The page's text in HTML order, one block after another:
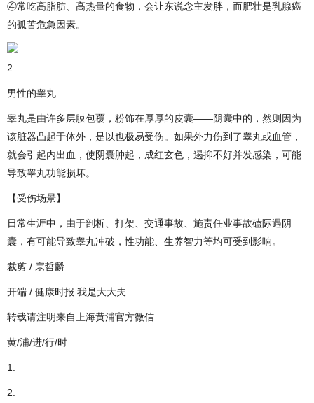
④常吃高脂肪、高热量的食物，会让东说念主发胖，而肥壮是乳腺癌
的孤苦危急因素。
2
男性的睾丸
睾丸是由许多层膜包覆，粉饰在厚厚的皮囊——阴囊中的，然则因为
该脏器凸起于体外，是以也极易受伤。如果外力伤到了睾丸或血管，
就会引起内出血，使阴囊肿起，成红玄色，遏抑不好并发感染，可能
导致睾丸功能损坏。
【受伤场景】
日常生涯中，由于剖析、打架、交通事故、施责任业事故磕际遇阴
囊，有可能导致睾丸冲破，性功能、生养智力等均可受到影响。
裁剪 / 宗哲麟
开端 / 健康时报 我是大大夫
转载请注明来自上海黄浦官方微信
黄/浦/进/行/时
1.
2.